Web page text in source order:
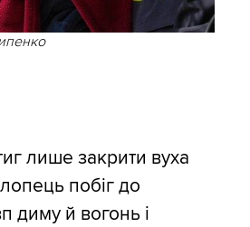
лише закрити вуха
побіг до
диму й вогонь і